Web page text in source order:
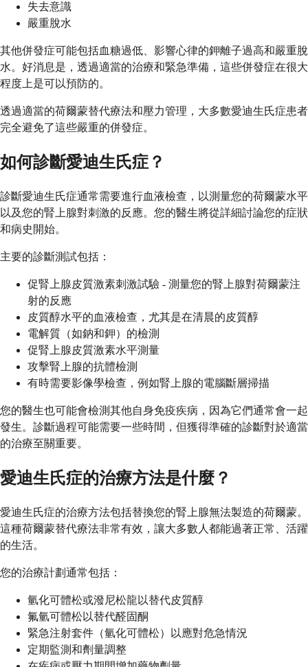
失去意識
嚴重脫水
其他併發症可能包括血糖過低、影響心律的鉀離子過高和嚴重脫
水。好消息是，透過適當的治療和緊急準備，這些併發症在很大
程度上是可以預防的。
透過適當的荷爾蒙替代療法和壓力管理，大多數愛迪生氏症患者
完全避免了這些嚴重的併發症。
如何診斷愛迪生氏症？
診斷愛迪生氏症通常需要進行血液檢查，以測量您的荷爾蒙水平
以及您的腎上腺對刺激的反應。您的醫生將從詳細討論您的症狀
和病史開始。
主要的診斷測試包括：
促腎上腺皮質激素刺激試驗 - 測量您的腎上腺對荷爾蒙注
射的反應
皮質醇水平的血液檢查，尤其是在清晨的皮質醇
電解質（如鈉和鉀）的檢測
促腎上腺皮質激素水平測量
攻擊腎上腺的抗體檢測
有時需要影像學檢查，例如腎上腺的電腦斷層掃描
您的醫生也可能會檢測其他自身免疫疾病，因為它們通常會一起
發生。診斷過程可能需要一些時間，但獲得準確的診斷對於適當
的治療至關重要。
愛迪生氏症的治療方法是什麼？
愛迪生氏症的治療方法包括替換您的腎上腺無法製造的荷爾蒙。
這種荷爾蒙替代療法非常有效，讓大多數人都能過著正常、活躍
的生活。
您的治療計劃通常包括：
氫化可體松或潑尼松龍以替代皮質醇
氟氫可體松以替代醛固酮
緊急注射套件（氫化可體松）以應對危急情況
定期監測和劑量調整